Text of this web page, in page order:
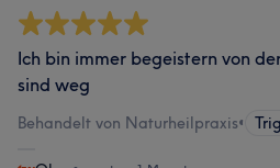
Ich bin immer begeistern von
sind weg
Behandelt von Naturheilpraxis•